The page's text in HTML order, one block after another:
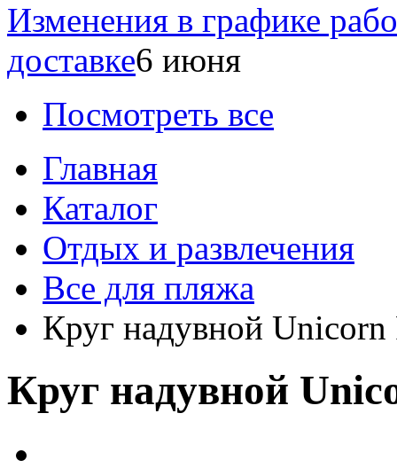
Изменения в графике
доставке6 июня
Посмотреть все
Главная
Каталог
Отдых и развлечения
Все для пляжа
Круг надувной Unicorn
Круг надувной